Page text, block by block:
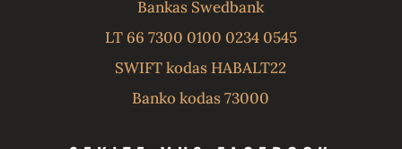
Bankas Swedbank
LT 66 7300 0100 0234 0545
SWIFT kodas HABALT22
Banko kodas 73000